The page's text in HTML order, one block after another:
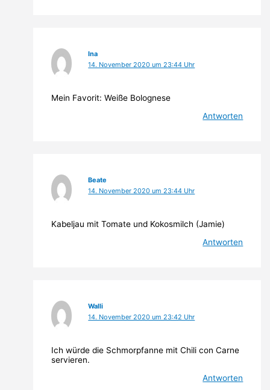
Ina
14. November 2020 um 23:44 Uhr
Mein Favorit: Weiße Bolognese
Antworten
Beate
14. November 2020 um 23:44 Uhr
Kabeljau mit Tomate und Kokosmilch (Jamie)
Antworten
Walli
14. November 2020 um 23:42 Uhr
Ich würde die Schmorpfanne mit Chili con Carne
servieren.
Antworten